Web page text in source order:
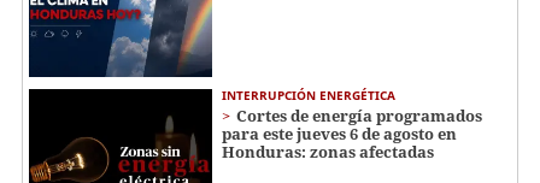
INTERRUPCIÓN ENERGÉTICA
Cortes de energía programados
para este jueves 6 de agosto en
Honduras: zonas afectadas